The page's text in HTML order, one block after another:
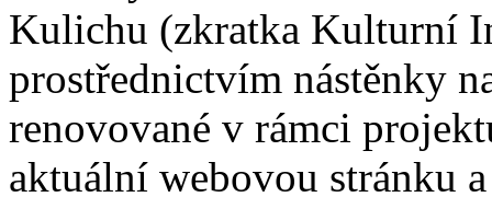
Kulichu (zkratka Kulturní
prostřednictvím nástěnky
renovované v rámci
aktuální webovou stránku